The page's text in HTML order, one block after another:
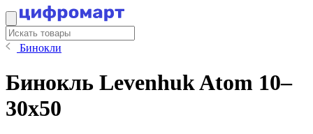
Бинокли
Бинокль Levenhuk Atom 10–
30x50